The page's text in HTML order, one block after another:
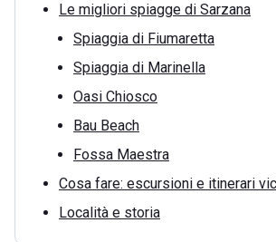
Le migliori spiagge di Sarzana
Spiaggia di Fiumaretta
Spiaggia di Marinella
Oasi Chiosco
Bau Beach
Fossa Maestra
Cosa fare: escursioni e itinerari
Località e storia